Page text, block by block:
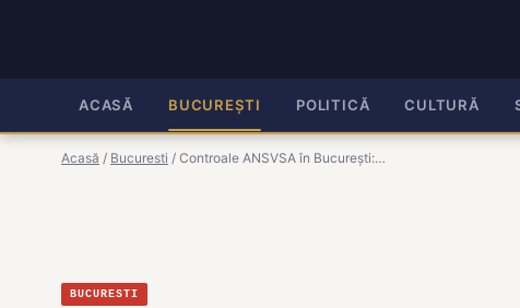
ACASĂ BUCUREȘTI POLITICĂ CULTURĂ
Acasă / Bucuresti / Controale ANSVSA în București:…
BUCURESTI